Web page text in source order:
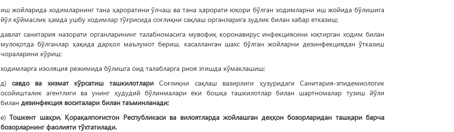
иш жойларида ходимларнинг тана ҳароратини ўлчаш ва тана ҳарорати юқори бўлган ходимларни иш жойида бўлишига
йўл қўймаслик ҳамда ушбу ходимлар тўғрисида соғлиқни сақлаш органларига зудлик билан хабар етказиш;
давлат санитария назорати органларининг талабномасига мувофиқ коронавирус инфекциясини юқтирган ходим билан
мулоқотда бўлганлар ҳақида дарҳол маълумот бериш, касалланган шахс бўлган жойларни дезинфекциядан ўтказиш
чораларини кўриш;
ходимларга изоляция режимида бўлишга оид талабларга риоя этишда кўмаклашиш;
д) савдо ва хизмат кўрсатиш ташкилотлариСоғлиқни сақлаш вазирлиги ҳузуридаги Санитария-эпидемиологик
осойишталик агентлиги ва унинг ҳудудий бўлинмалари ёки бошқа ташкилотлар билан шартномалар тузиш йўли
билан дезинфекция воситалари билан таъминланади;
е) Тошкент шаҳри, Қорақалпоғистон Республикаси ва вилоятларда жойлашган деҳқон бозорларидан ташқари барча
бозорларнинг фаолияти тўхтатилади.